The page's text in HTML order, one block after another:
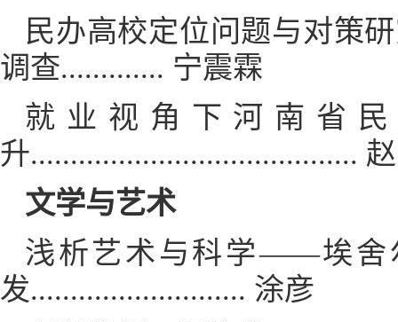
民办高校定位问题与对策
调查............. 宁震霖
就业视角下河南省
升.........................................
文学与艺术
浅析艺术与科学——埃舍
发........................... 涂彦